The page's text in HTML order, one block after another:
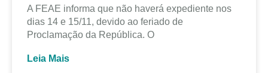
A FEAE informa que não haverá expediente nos
dias 14 e 15/11, devido ao feriado de
Proclamação da República. O
Leia Mais